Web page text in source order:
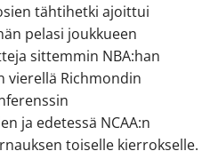
tähtihetki ajoittui
pelasi joukkueen
sittemmin NBA:han
vierellä Richmondin
ja edetessä NCAA:n
toiselle kierrokselle.